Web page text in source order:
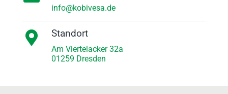
info@kobivesa.de
Standort
Am Viertelacker 32a
01259 Dresden